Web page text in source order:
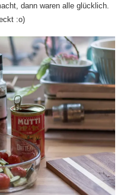
dann waren alle glücklich.
:o)